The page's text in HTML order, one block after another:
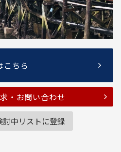
こちら
・お問い合わせ
討中リストに登録